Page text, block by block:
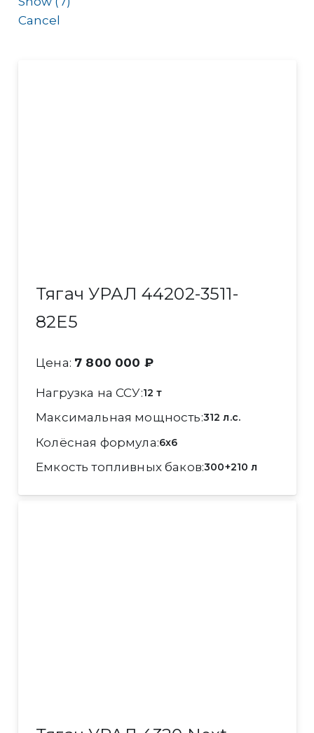
Cancel
Тягач УРАЛ 44202-3511-
82Е5
Цена: 7 800 000 ₽
Нагрузка на ССУ 12 т
Максимальная мощность 312 л.с.
Колёсная формула 6x6
Емкость топливных баков 300+210 л